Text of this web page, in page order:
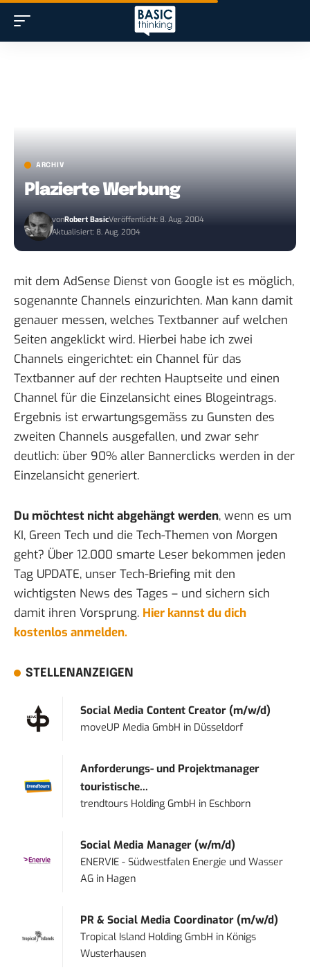
ARCHIV
Plazierte Werbung
vonRobert BasicVeröffentlicht: 8. Aug. 2004
Aktualisiert: 8. Aug. 2004
mit dem AdSense Dienst von Google ist es möglich,
sogenannte Channels einzurichten. Man kann damit
genauer messen, welches Textbanner auf welchen
Seiten angeklickt wird. Hierbei habe ich zwei
Channels eingerichtet: ein Channel für das
Textbanner auf der rechten Hauptseite und einen
Channel für die Einzelansicht eines Blogeintrags.
Ergebnis ist erwartungsgemäss zu Gunsten des
zweiten Channels ausgefallen, und zwar sehr
deutlich: über 90% aller Bannerclicks werden in der
Einzelansicht generiert.
Du möchtest nicht abgehängt werden, wenn es um
KI, Green Tech und die Tech-Themen von Morgen
geht? Über 12.000 smarte Leser bekommen jeden
Tag UPDATE, unser Tech-Briefing mit den
wichtigsten News des Tages – und sichern sich
damit ihren Vorsprung. Hier kannst du dich
kostenlos anmelden.
STELLENANZEIGEN
Social Media Content Creator (m/w/d)
moveUP Media GmbH in Düsseldorf
Anforderungs- und Projektmanager
touristische...
trendtours Holding GmbH in Eschborn
Social Media Manager (w/m/d)
ENERVIE - Südwestfalen Energie und Wasser
AG in Hagen
PR & Social Media Coordinator (m/w/d)
Tropical Island Holding GmbH in Königs
Wusterhausen